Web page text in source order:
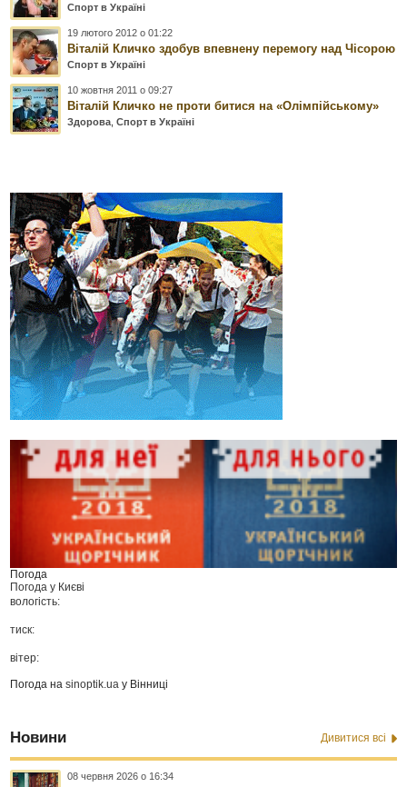
Спорт в Україні
19 лютого 2012 о 01:22
Віталій Кличко здобув впевнену перемогу над Чісорою
Спорт в Україні
10 жовтня 2011 о 09:27
Віталій Кличко не проти битися на «Олімпійському»
Здорова ,Спорт в Україні
Погода
Погода у Києві
вологість:
тиск:
вітер:
Погода наsinoptik.ua у Вінниці
Новини Дивитися всі
08 червня 2026 о 16:34